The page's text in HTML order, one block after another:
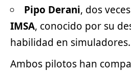
Pipo Derani, dos
IMSA, conocido por su
habilidad en simuladores.
Ambos pilotos han